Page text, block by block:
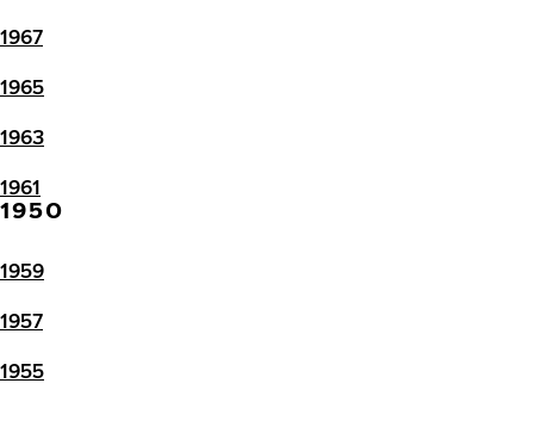
1967
1965
1963
1961
1950
1959
1957
1955